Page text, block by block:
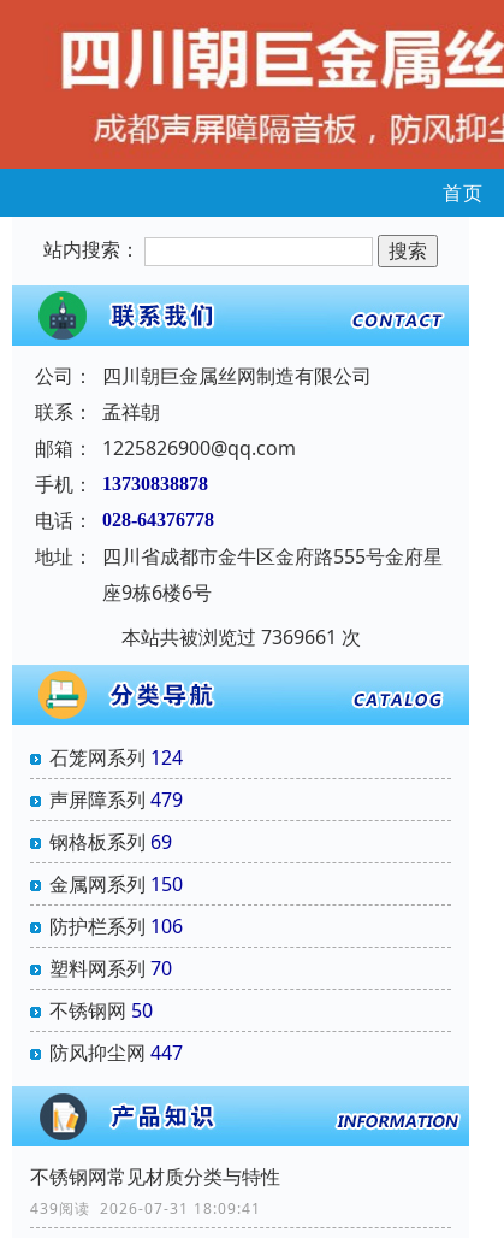
首页
站内搜索：
公司：
四川朝巨金属丝网制造有限公司
联系：
孟祥朝
邮箱：
1225826900@qq.com
手机：
13730838878
电话： 028-64376778
地址：
四川省成都市金牛区金府路555号金府星
座9栋6楼6号
本站共被浏览过 7369661 次
石笼网系列 124
声屏障系列 479
钢格板系列 69
金属网系列 150
防护栏系列 106
塑料网系列 70
不锈钢网 50
防风抑尘网 447
不锈钢网常见材质分类与特性
439阅读 2026-07-31 18:09:41